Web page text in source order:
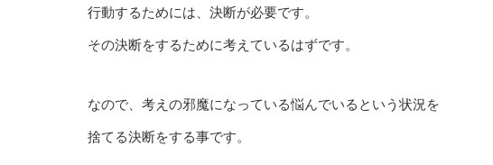
行動するためには、決断が必要です。
その決断をするために考えているはずです。
なので、考えの邪魔になっている悩んでいるという状況を
捨てる決断をする事です。